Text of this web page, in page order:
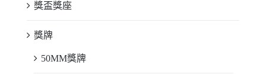
獎盃獎座
獎牌
50MM獎牌